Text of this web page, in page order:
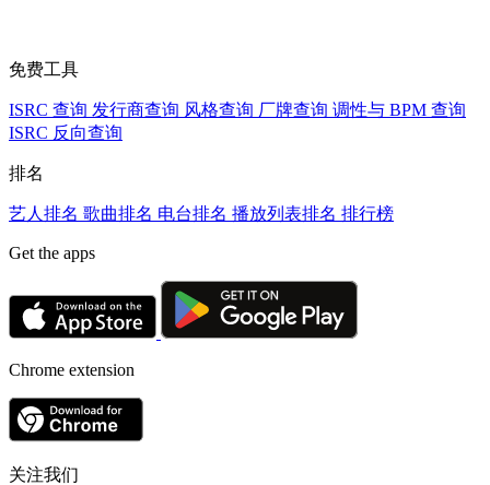
免费工具
ISRC 查询 发行商查询 风格查询 厂牌查询 调性与 BPM 查询
ISRC 反向查询
排名
艺人排名 歌曲排名 电台排名 播放列表排名 排行榜
Get the apps
Chrome extension
关注我们